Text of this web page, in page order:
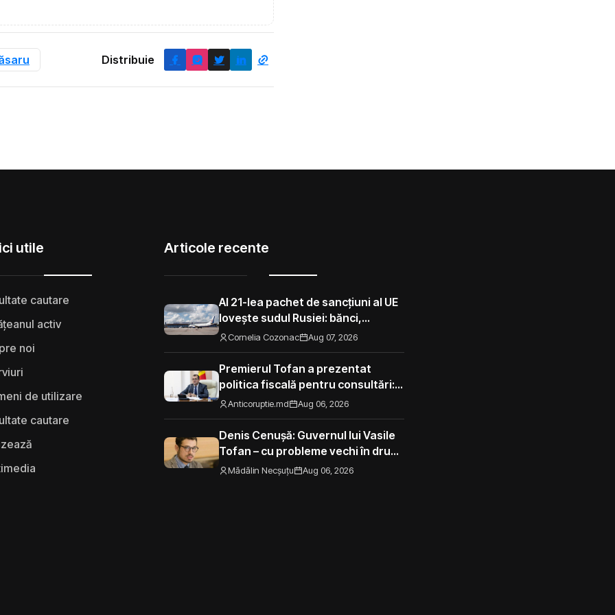
Distribuie
utile
cautare
activ
noi
de utilizare
cautare
Articole recente
Al 21-lea pachet de sancțiuni al UE
lovește sudul Rusiei: bănci,
aeroporturi și flota din umbră
Cornelia Cozonac Aug 07, 2026
Premierul Tofan a prezentat
politica fiscală pentru consultări:
„Nu mi se pare corect ca avocado
să fie taxat la fel ca un măr din
Moldova”
Anticoruptie.md Aug 06, 2026
Denis Cenușă: Guvernul lui Vasile
Tofan – cu probleme vechi în drum
spre UE
Mădălin Necșuțu Aug 06, 2026